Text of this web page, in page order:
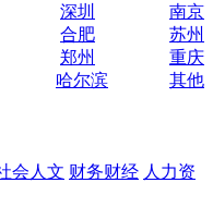
深圳
南京
合肥
苏州
郑州
重庆
哈尔滨
其他
会人文 财务财经 人力资